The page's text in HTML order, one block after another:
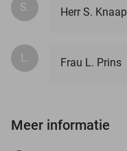
S. Herr S.
L. Frau L. Prins
Meer informatie